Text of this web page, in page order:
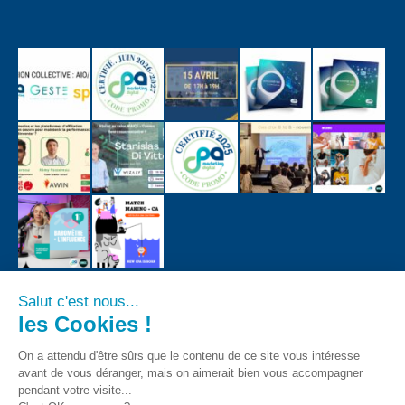
Salut c'est nous...
les Cookies !
On a attendu d'être sûrs que le contenu de ce site vous intéresse
avant de vous déranger, mais on aimerait bien vous accompagner
pendant votre visite...